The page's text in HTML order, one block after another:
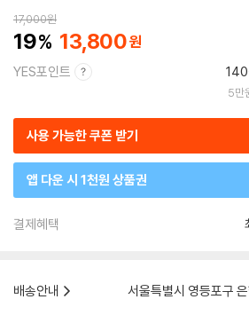
17,000원
19 13,800
YES포인트 140
5만
사용 가능한 쿠폰 받기
앱 다운 시 1천원 상품권
결제혜택
배송안내
서울특별시 영등포구